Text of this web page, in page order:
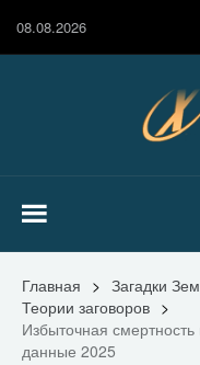
08.08.2026
Главная > Загадки
Теории заговоров >
Избыточная
данные 2025